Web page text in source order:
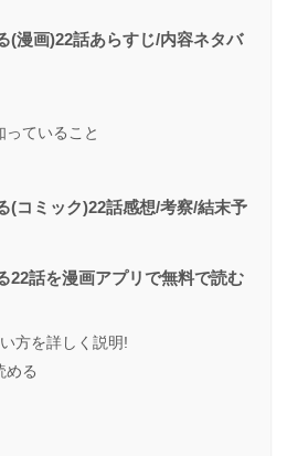
(漫画)22話あらすじ/内容ネタバ
ていること
(コミック)22話感想/考察/結末予
22話を漫画アプリで無料で読む
方を詳しく説明!
める